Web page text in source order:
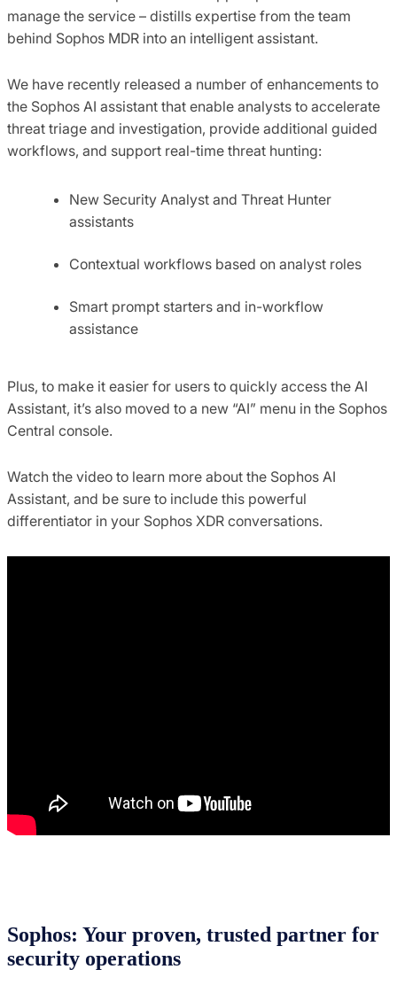
manage the service – distills expertise from the team
behind Sophos MDR into an intelligent assistant.
We have recently released a number of enhancements to
the Sophos AI assistant that enable analysts to accelerate
threat triage and investigation, provide additional guided
workflows, and support real-time threat hunting:
New Security Analyst and Threat Hunter
assistants
Contextual workflows based on analyst roles
Smart prompt starters and in-workflow
assistance
Plus, to make it easier for users to quickly access the AI
Assistant, it’s also moved to a new “AI” menu in the Sophos
Central console.
Watch the video to learn more about the Sophos AI
Assistant, and be sure to include this powerful
differentiator in your Sophos XDR conversations.
Sophos: Your proven, trusted partner for
security operations